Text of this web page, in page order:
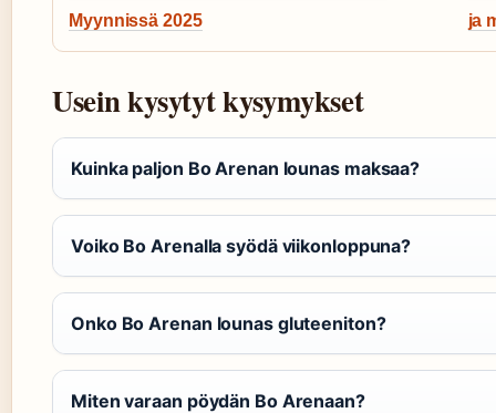
Myynnissä 2025
ja
Usein kysytyt kysymykset
Kuinka paljon Bo Arenan lounas maksaa?
Voiko Bo Arenalla syödä viikonloppuna?
Onko Bo Arenan lounas gluteeniton?
Miten varaan pöydän Bo Arenaan?